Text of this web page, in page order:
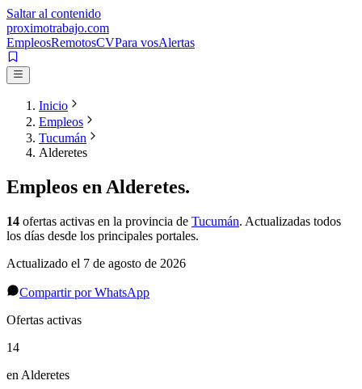
Saltar al contenido
proximotrabajo.com
EmpleosRemotosCVPara vosAlertas
Inicio
Empleos
Tucumán
Alderetes
Empleos enAlderetes.
14 ofertas activas en la provincia de Tucumán. Actualizadas todos
los días desde los principales portales.
Actualizado el 7 de agosto de 2026
Compartir por WhatsApp
Ofertas activas
14
en Alderetes